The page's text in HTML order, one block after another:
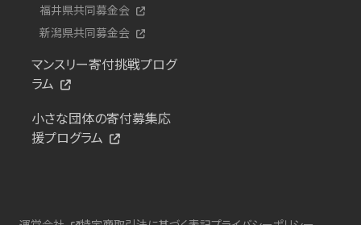
福井県共同募金会
新潟県共同募金会
マンスリー寄付挑戦プログ
ラム
小さな団体の寄付募集応
援プログラム